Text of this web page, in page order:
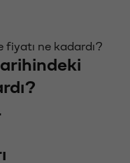
ne kadardı?